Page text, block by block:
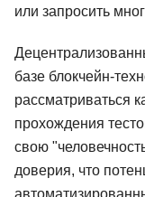
или запросить
базе блокчейн-
рассматриваться
прохождения
свою
доверия, что